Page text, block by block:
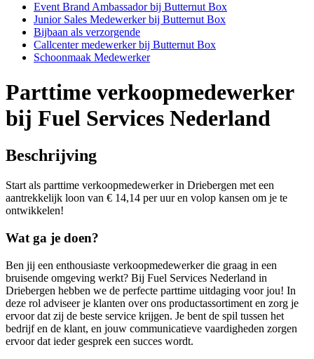
Event Brand Ambassador bij Butternut Box
Junior Sales Medewerker bij Butternut Box
Bijbaan als verzorgende
Callcenter medewerker bij Butternut Box
Schoonmaak Medewerker
Parttime verkoopmedewerker
bij Fuel Services Nederland
Beschrijving
Start als parttime verkoopmedewerker in Driebergen met een
aantrekkelijk loon van € 14,14 per uur en volop kansen om je te
ontwikkelen!
Wat ga je doen?
Ben jij een enthousiaste verkoopmedewerker die graag in een
bruisende omgeving werkt? Bij Fuel Services Nederland in
Driebergen hebben we de perfecte parttime uitdaging voor jou! In
deze rol adviseer je klanten over ons productassortiment en zorg je
ervoor dat zij de beste service krijgen. Je bent de spil tussen het
bedrijf en de klant, en jouw communicatieve vaardigheden zorgen
ervoor dat ieder gesprek een succes wordt.